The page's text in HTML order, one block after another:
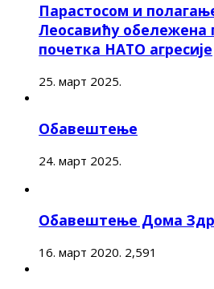
Парастосом и
Леосавићу
почетка НАТО агресије
25. март 2025.
Обавештење
24. март 2025.
Обавештење Дома
16. март 2020. 2,591